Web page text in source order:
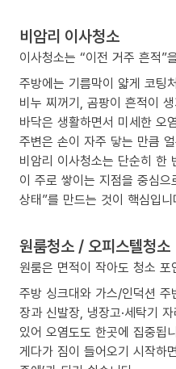
비암리 이사청소
이사청소는 “이전 거주 흔적”
주방에는 기름막이 얇게 코팅
비누 찌꺼기, 곰팡이 흔적이
바닥은 생활하면서 미세한 오
주변은 손이 자주 닿는 만큼
비암리 이사청소는 단순히 한
이 주로 쌓이는 지점을 중심
상태”를 만드는 것이 핵심입니
원룸청소 / 오피스텔청소
원룸은 면적이 작아도 청소 포
주방 싱크대와 가스/인덕션
장과 신발장, 냉장고·세탁기
있어 오염도도 한곳에 집중됩
게다가 짐이 들어오기 시작하